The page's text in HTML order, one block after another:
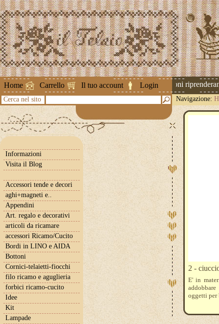
Home Carrello Il tuo account Login
Attenzione ! Le spedizioni
Cerca nel sito Navigazione:
Informazioni
Visita il Blog
Accessori tende e decori
aghi+magneti e..
Appendini
Art. regalo e decorativi
articoli da ricamare
accessori Ricamo/Cucito
Bordi in LINO e AIDA
Bottoni
Cornici-telaietti-fiocchi
filo ricamo e aguglieria
forbici ricamo-cucito
Idee
Kit
Lampade
2 -
E' in
oggetti per